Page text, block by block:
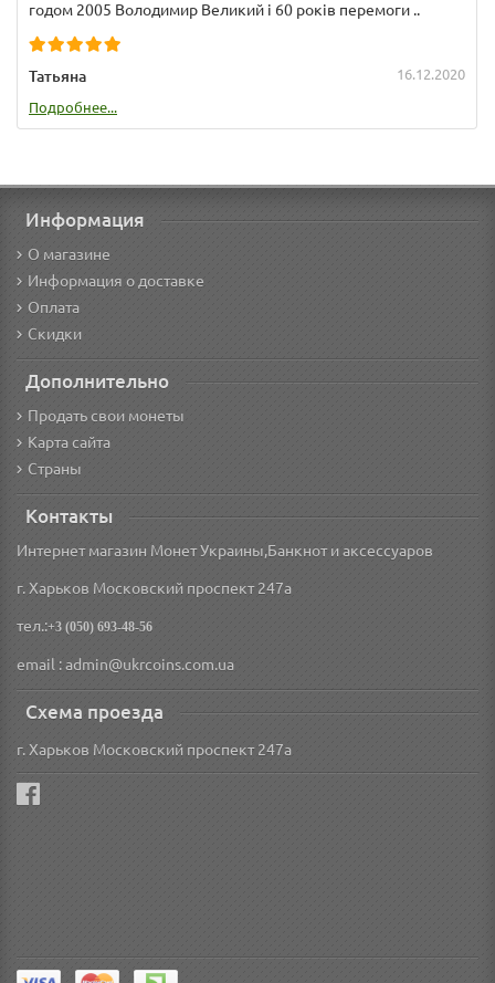
годом 2005 Володимир Великий і 60 років перемоги ..
Татьяна 16.12.2020
Подробнее...
Информация
О магазине
Информация о доставке
Оплата
Скидки
Дополнительно
Продать свои монеты
Карта сайта
Страны
Контакты
Интернет магазин Монет Украины,Банкнот и аксессуаров
г. Харьков Московский проспект 247а
тел.:+3 (050) 693-48-56
email : admin@ukrcoins.com.ua
Схема проезда
г. Харьков Московский проспект 247а